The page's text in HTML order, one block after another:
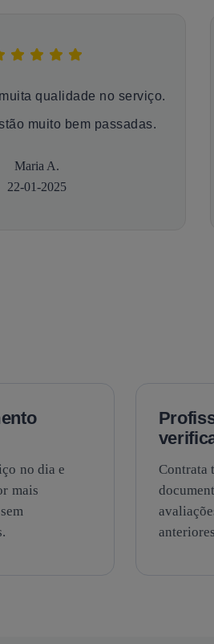
qualidade no serviço.
muito bem passadas.
Maria A.
22-01-2025
no dia e
mais
Contrata